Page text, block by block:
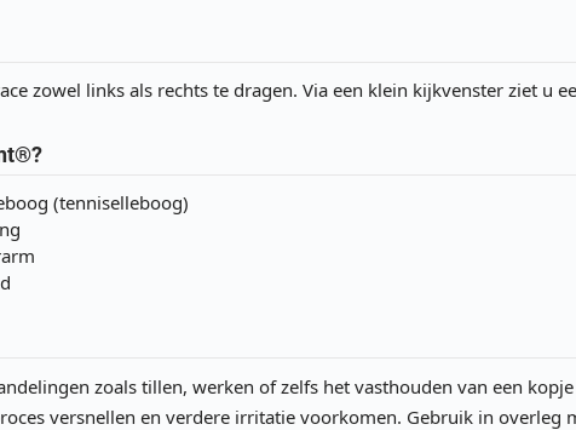
zowel links als rechts te dragen. Via een klein kijkvenster ziet u
(tenniselleboog)
zoals tillen, werken of zelfs het vasthouden van een
versnellen en verdere irritatie voorkomen. Gebruik in overleg